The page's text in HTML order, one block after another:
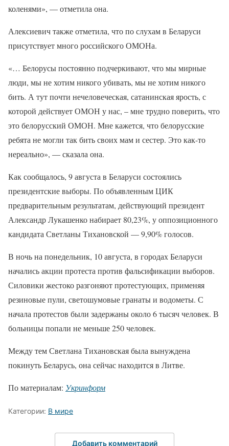
коленями», — отметила она.
Алексиевич также отметила, что по слухам в Беларуси
присутствует много российского ОМОНа.
«… Белорусы постоянно подчеркивают, что мы мирные
люди, мы не хотим никого убивать, мы не хотим никого
бить. А тут почти нечеловеческая, сатанинская ярость, с
которой действует ОМОН у нас, – мне трудно поверить, что
это белорусский ОМОН. Мне кажется, что белорусские
ребята не могли так бить своих мам и сестер. Это как-то
нереально», — сказала она.
Как сообщалось, 9 августа в Беларуси состоялись
президентские выборы. По объявленным ЦИК
предварительным результатам, действующий президент
Александр Лукашенко набирает 80,23%, у оппозиционного
кандидата Светланы Тихановской — 9,90% голосов.
В ночь на понедельник, 10 августа, в городах Беларуси
начались акции протеста против фальсификации выборов.
Силовики жестоко разгоняют протестующих, применяя
резиновые пули, светошумовые гранаты и водометы. С
начала протестов были задержаны около 6 тысяч человек. В
больницы попали не меньше 250 человек.
Между тем Светлана Тихановская была вынуждена
покинуть Беларусь, она сейчас находится в Литве.
По материалам: Укринформ
Категории: В мире
Добавить комментарий